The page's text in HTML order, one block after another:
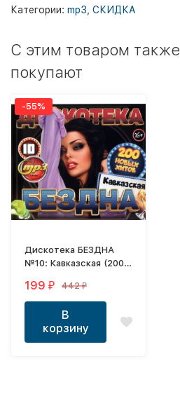
Категории: mp3 СКИДКА
C этим товаром также
покупают
-55%
Дискотека БЕЗДНА
№10: Кавказская (200
199 ₽ 442₽
В
корзину